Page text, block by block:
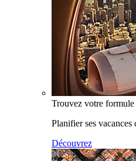
Trouvez votre
Planifier ses
Découvrez